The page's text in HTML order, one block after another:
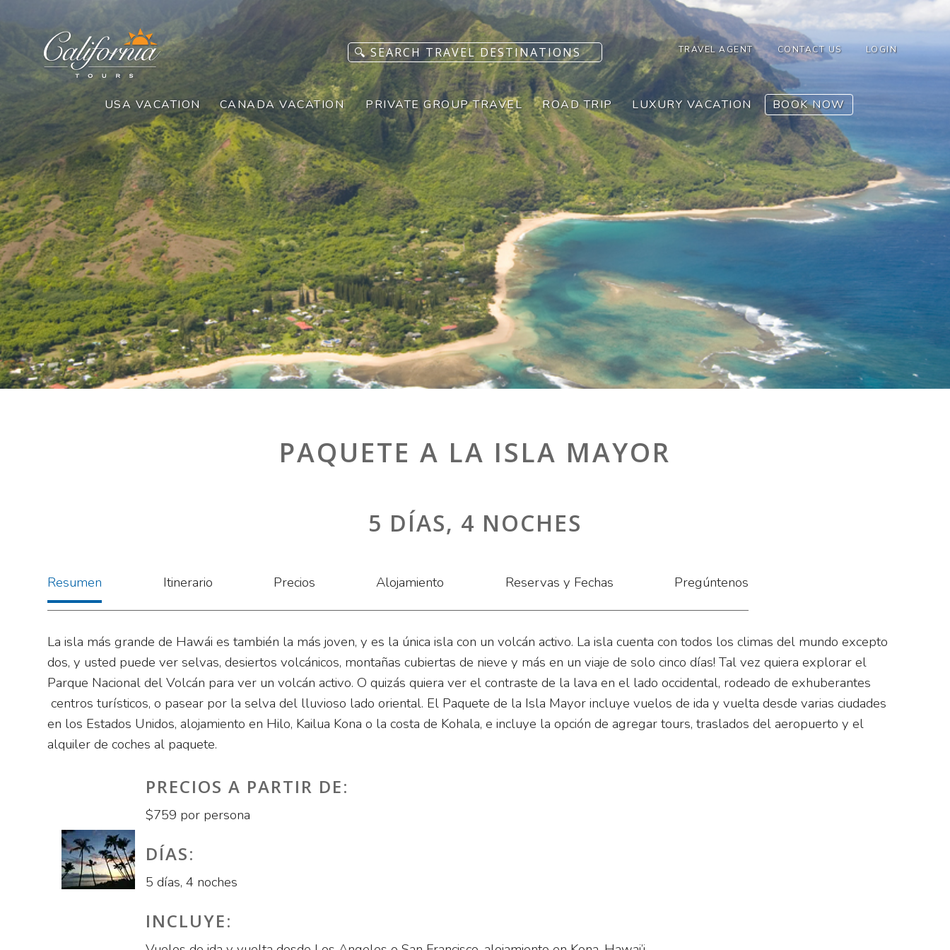
TRAVEL AGENT CONTACT US LOGIN
USA VACATION CANADA VACATION PRIVATE GROUP TRAVEL ROAD TRIP LUXURY VACATION BOOK NOW
PAQUETE A LA ISLA MAYOR
5 DÍAS, 4 NOCHES
Resumen Itinerario Precios Alojamiento Reservas y Fechas Pregúntenos
La isla más grande de Hawái es también la más joven, y es la única isla con un volcán activo. La isla cuenta con todos los climas del mundo excepto
dos, y usted puede ver selvas, desiertos volcánicos, montañas cubiertas de nieve y más en un viaje de solo cinco días! Tal vez quiera explorar el
Parque Nacional del Volcán para ver un volcán activo. O quizás quiera ver el contraste de la lava en el lado occidental, rodeado de exhuberantes
centros turísticos, o pasear por la selva del lluvioso lado oriental. El Paquete de la Isla Mayor incluye vuelos de ida y vuelta desde varias ciudades
en los Estados Unidos, alojamiento en Hilo, Kailua Kona o la costa de Kohala, e incluye la opción de agregar tours, traslados del aeropuerto y el
alquiler de coches al paquete.
PRECIOS A PARTIR DE:
$759 por persona
DÍAS:
5 días, 4 noches
INCLUYE: